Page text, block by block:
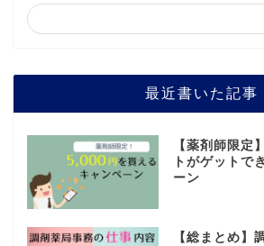
最近書いた記事
【薬剤師限定
トがゲットで
ーン
【総まとめ】